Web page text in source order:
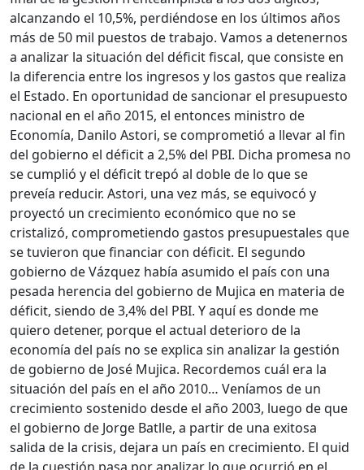
alcanzando el 10,5%, perdiéndose en los últimos años
más de 50 mil puestos de trabajo. Vamos a detenernos
a analizar la situación del déficit fiscal, que consiste en
la diferencia entre los ingresos y los gastos que realiza
el Estado. En oportunidad de sancionar el presupuesto
nacional en el año 2015, el entonces ministro de
Economía, Danilo Astori, se comprometió a llevar al fin
del gobierno el déficit a 2,5% del PBI. Dicha promesa no
se cumplió y el déficit trepó al doble de lo que se
preveía reducir. Astori, una vez más, se equivocó y
proyectó un crecimiento económico que no se
cristalizó, comprometiendo gastos presupuestales que
se tuvieron que financiar con déficit. El segundo
gobierno de Vázquez había asumido el país con una
pesada herencia del gobierno de Mujica en materia de
déficit, siendo de 3,4% del PBI. Y aquí es donde me
quiero detener, porque el actual deterioro de la
economía del país no se explica sin analizar la gestión
de gobierno de José Mujica. Recordemos cuál era la
situación del país en el año 2010… Veníamos de un
crecimiento sostenido desde el año 2003, luego de que
el gobierno de Jorge Batlle, a partir de una exitosa
salida de la crisis, dejara un país en crecimiento. El quid